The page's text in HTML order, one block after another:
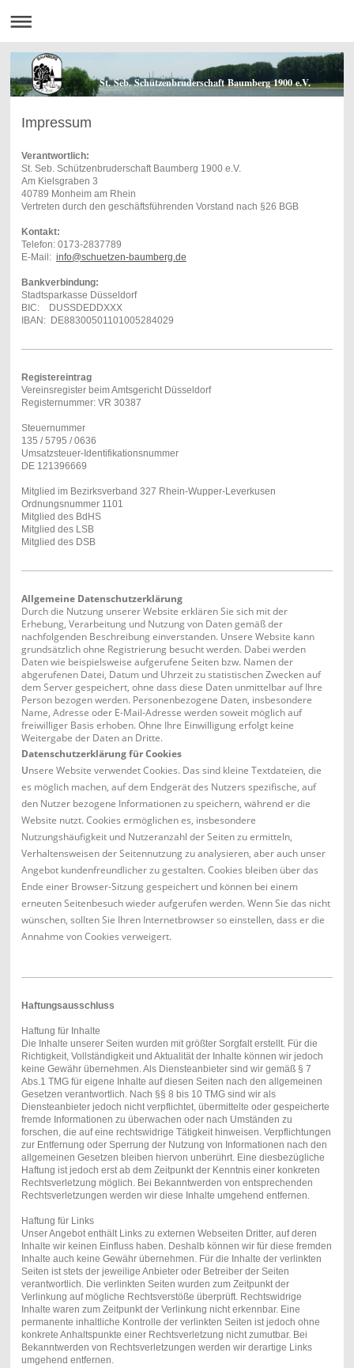
St. Seb. Schützenbruderschaft Baumberg 1900 e.V.
Impressum
Verantwortlich:
St. Seb. Schützenbruderschaft Baumberg 1900 e.V.
Am Kielsgraben 3
40789 Monheim am Rhein
Vertreten durch den geschäftsführenden Vorstand nach §26 BGB
Kontakt:
Telefon: 0173-2837789
E-Mail: info@schuetzen-baumberg.de
Bankverbindung:
Stadtsparkasse Düsseldorf
BIC: DUSSDEDDXXX
IBAN: DE88300501101005284029
Registereintrag
Vereinsregister beim Amtsgericht Düsseldorf
Registernummer: VR 30387
Steuernummer
135 / 5795 / 0636
Umsatzsteuer-Identifikationsnummer
DE 121396669
Mitglied im Bezirksverband 327 Rhein-Wupper-Leverkusen
Ordnungsnummer 1101
Mitglied des BdHS
Mitglied des LSB
Mitglied des DSB
Allgemeine Datenschutzerklärung
Durch die Nutzung unserer Website erklären Sie sich mit der
Erhebung, Verarbeitung und Nutzung von Daten gemäß der
nachfolgenden Beschreibung einverstanden. Unsere Website kann
grundsätzlich ohne Registrierung besucht werden. Dabei werden
Daten wie beispielsweise aufgerufene Seiten bzw. Namen der
abgerufenen Datei, Datum und Uhrzeit zu statistischen Zwecken auf
dem Server gespeichert, ohne dass diese Daten unmittelbar auf Ihre
Person bezogen werden. Personenbezogene Daten, insbesondere
Name, Adresse oder E-Mail-Adresse werden soweit möglich auf
freiwilliger Basis erhoben. Ohne Ihre Einwilligung erfolgt keine
Weitergabe der Daten an Dritte.
Datenschutzerklärung für Cookies
Unsere Website verwendet Cookies. Das sind kleine Textdateien, die
es möglich machen, auf dem Endgerät des Nutzers spezifische, auf
den Nutzer bezogene Informationen zu speichern, während er die
Website nutzt. Cookies ermöglichen es, insbesondere
Nutzungshäufigkeit und Nutzeranzahl der Seiten zu ermitteln,
Verhaltensweisen der Seitennutzung zu analysieren, aber auch unser
Angebot kundenfreundlicher zu gestalten. Cookies bleiben über das
Ende einer Browser-Sitzung gespeichert und können bei einem
erneuten Seitenbesuch wieder aufgerufen werden. Wenn Sie das nicht
wünschen, sollten Sie Ihren Internetbrowser so einstellen, dass er die
Annahme von Cookies verweigert.
Haftungsausschluss
Haftung für Inhalte
Die Inhalte unserer Seiten wurden mit größter Sorgfalt erstellt. Für die
Richtigkeit, Vollständigkeit und Aktualität der Inhalte können wir jedoch
keine Gewähr übernehmen. Als Diensteanbieter sind wir gemäß § 7
Abs.1 TMG für eigene Inhalte auf diesen Seiten nach den allgemeinen
Gesetzen verantwortlich. Nach §§ 8 bis 10 TMG sind wir als
Diensteanbieter jedoch nicht verpflichtet, übermittelte oder gespeicherte
fremde Informationen zu überwachen oder nach Umständen zu
forschen, die auf eine rechtswidrige Tätigkeit hinweisen. Verpflichtungen
zur Entfernung oder Sperrung der Nutzung von Informationen nach den
allgemeinen Gesetzen bleiben hiervon unberührt. Eine diesbezügliche
Haftung ist jedoch erst ab dem Zeitpunkt der Kenntnis einer konkreten
Rechtsverletzung möglich. Bei Bekanntwerden von entsprechenden
Rechtsverletzungen werden wir diese Inhalte umgehend entfernen.
Haftung für Links
Unser Angebot enthält Links zu externen Webseiten Dritter, auf deren
Inhalte wir keinen Einfluss haben. Deshalb können wir für diese fremden
Inhalte auch keine Gewähr übernehmen. Für die Inhalte der verlinkten
Seiten ist stets der jeweilige Anbieter oder Betreiber der Seiten
verantwortlich. Die verlinkten Seiten wurden zum Zeitpunkt der
Verlinkung auf mögliche Rechtsverstöße überprüft. Rechtswidrige
Inhalte waren zum Zeitpunkt der Verlinkung nicht erkennbar. Eine
permanente inhaltliche Kontrolle der verlinkten Seiten ist jedoch ohne
konkrete Anhaltspunkte einer Rechtsverletzung nicht zumutbar. Bei
Bekanntwerden von Rechtsverletzungen werden wir derartige Links
umgehend entfernen.